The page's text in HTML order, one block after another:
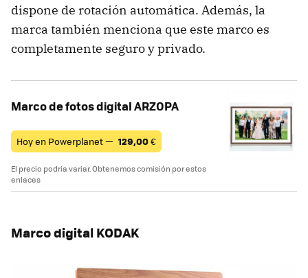
dispone de rotación automática. Además, la
marca también menciona que este marco es
completamente seguro y privado.
Marco de fotos digital ARZOPA
Hoy en Powerplanet — 129,00€
El precio podría variar. Obtenemos comisión por estos
enlaces
Marco digital KODAK